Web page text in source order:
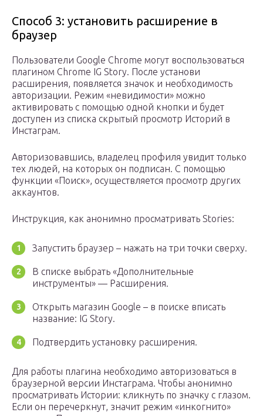
Способ 3: установить расширение в
браузер
Пользователи Google Chrome могут воспользоваться
плагином Chrome IG Story. После установи
расширения, появляется значок и необходимость
авторизации. Режим «невидимости» можно
активировать с помощью одной кнопки и будет
доступен из списка скрытый просмотр Историй в
Инстаграм.
Авторизовавшись, владелец профиля увидит только
тех людей, на которых он подписан. С помощью
функции «Поиск», осуществляется просмотр других
аккаунтов.
Инструкция, как анонимно просматривать Stories:
Запустить браузер – нажать на три точки сверху.
В списке выбрать «Дополнительные
инструменты» — Расширения.
Открыть магазин Google – в поиске вписать
название: IG Story.
Подтвердить установку расширения.
Для работы плагина необходимо авторизоваться в
браузерной версии Инстаграма. Чтобы анонимно
просматривать Истории: кликнуть по значку с глазом.
Если он перечеркнут, значит режим «инкогнито»